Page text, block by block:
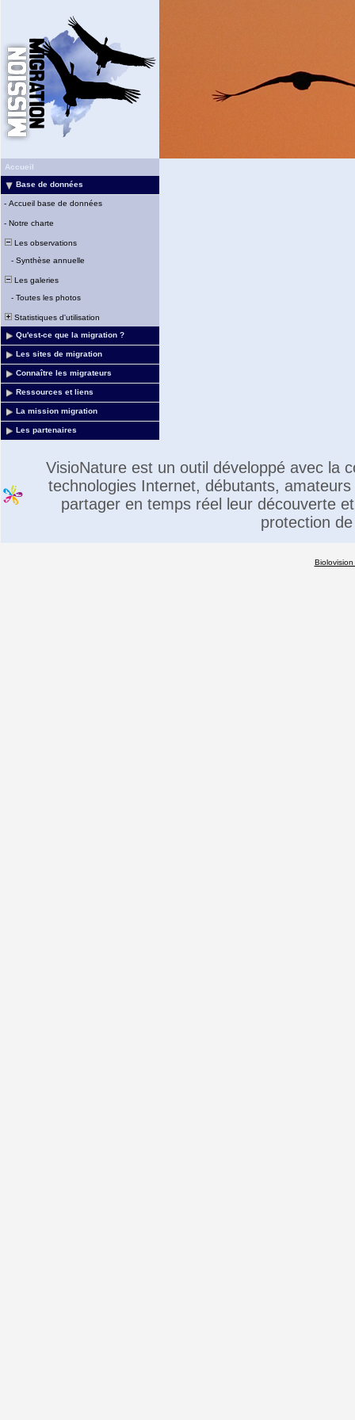
Accueil
Base de données
- Accueil base de données
- Notre charte
Les observations
- Synthèse annuelle
Les galeries
- Toutes les photos
Statistiques d'utilisation
Qu'est-ce que la migration ?
Les sites de migration
Connaître les migrateurs
Ressources et liens
La mission migration
Les partenaires
VisioNature est un outil développé avec la
technologies Internet, débutants,
partager en temps réel leur découverte
protection
Biolovision